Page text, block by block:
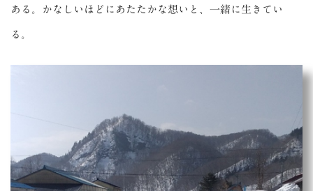
ある。かなしいほどにあたたかな想いと、一緒に生きてい
る。